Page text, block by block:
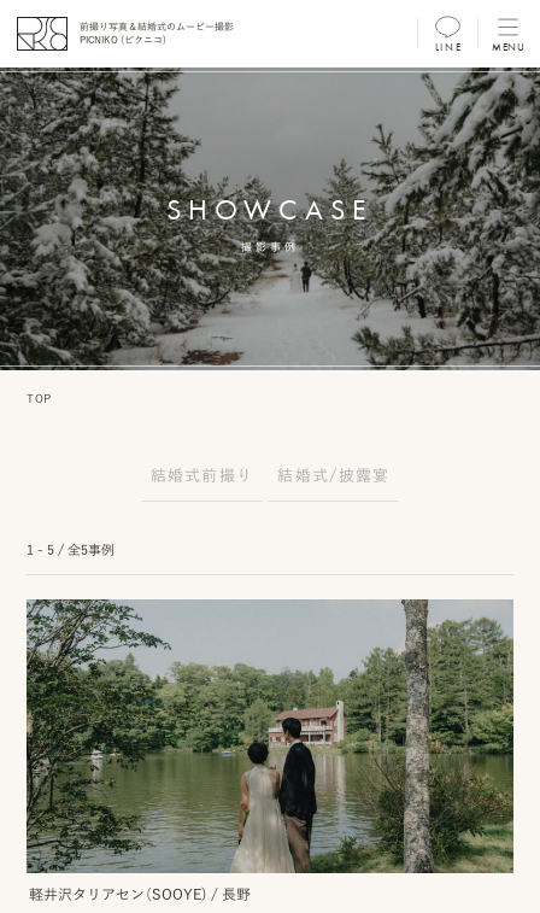
前撮り写真＆結婚式のムービー撮影
PICNIKO (ピクニコ)
LINE
MENU
MENU
前
撮
り
フ
ォ
ト/
ロケーション前撮り
ロケーション前撮り
BAOI
ロケーション前撮り
NN
ロケーション前撮り
SOOYE
スタジオ前撮り（フォトのみ）
suresnes
結
式
当
日
の
撮
影
結婚式/披露宴の撮影
日
SHOWCASE
撮影事例
TOP
結婚式前撮り 結婚式/披露宴
1 - 5 / 全5事例
軽井沢タリアセン（SOOYE) /長野